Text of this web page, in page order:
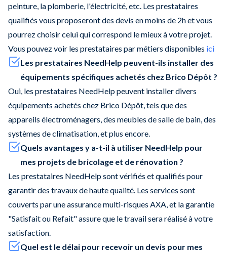
peinture, la plomberie, l'électricité, etc. Les prestataires
qualifiés vous proposeront des devis en moins de 2h et vous
pourrez choisir celui qui correspond le mieux à votre projet.
Vous pouvez voir les prestataires par métiers disponibles ici
Les prestataires NeedHelp peuvent-ils installer des
équipements spécifiques achetés chez Brico Dépôt ?
Oui, les prestataires NeedHelp peuvent installer divers
équipements achetés chez Brico Dépôt, tels que des
appareils électroménagers, des meubles de salle de bain, des
systèmes de climatisation, et plus encore.
Quels avantages y a-t-il à utiliser NeedHelp pour
mes projets de bricolage et de rénovation ?
Les prestataires NeedHelp sont vérifiés et qualifiés pour
garantir des travaux de haute qualité. Les services sont
couverts par une assurance multi-risques AXA, et la garantie
"Satisfait ou Refait" assure que le travail sera réalisé à votre
satisfaction.
Quel est le délai pour recevoir un devis pour mes